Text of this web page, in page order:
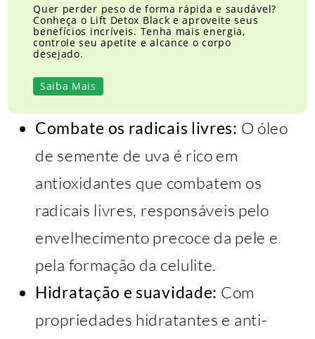
Quer perder peso de forma rápida e saudável?
Conheça o Lift Detox Black e aproveite seus
benefícios incríveis. Tenha mais energia,
controle seu apetite e alcance o corpo
desejado.
Saiba Mais
Combate os radicais livres: O óleo
de semente de uva é rico em
antioxidantes que combatem os
radicais livres, responsáveis pelo
envelhecimento precoce da pele e
pela formação da celulite.
Hidratação e suavidade: Com
propriedades hidratantes e anti-